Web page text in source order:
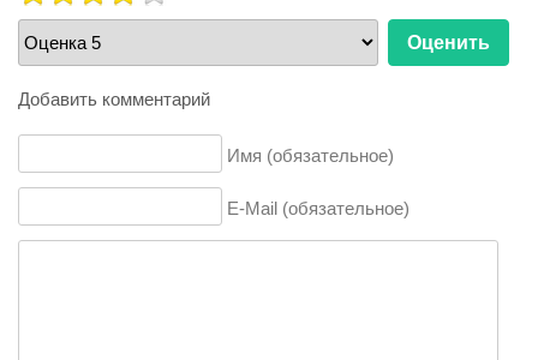
4
/5
Пожалуйста,
оцените
Добавить комментарий
Имя (обязательное)
E-Mail (обязательное)